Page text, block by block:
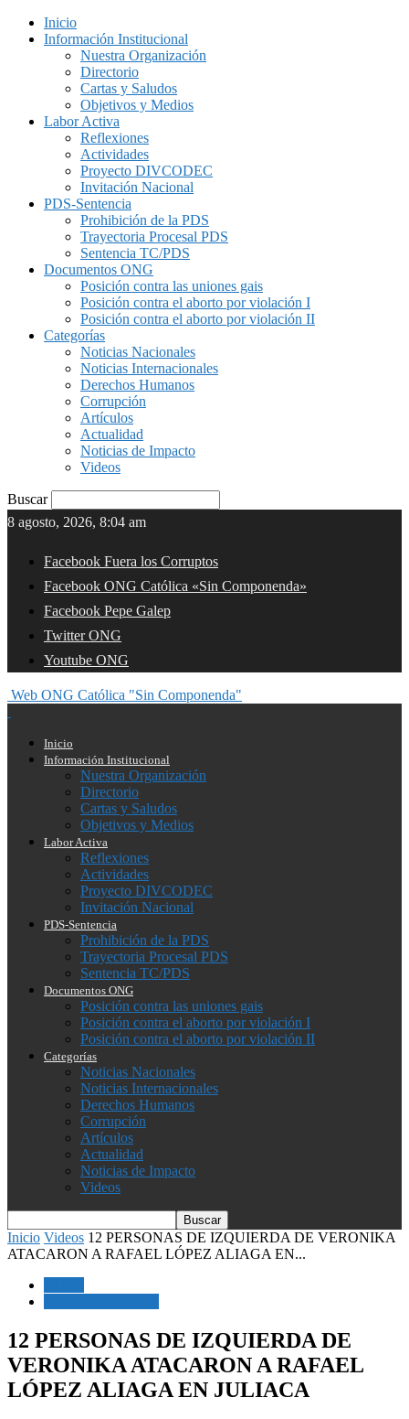
Inicio
Información Institucional
Nuestra Organización
Directorio
Cartas y Saludos
Objetivos y Medios
Labor Activa
Reflexiones
Actividades
Proyecto DIVCODEC
Invitación Nacional
PDS-Sentencia
Prohibición de la PDS
Trayectoria Procesal PDS
Sentencia TC/PDS
Documentos ONG
Posición contra las uniones gais
Posición contra el aborto por violación I
Posición contra el aborto por violación II
Categorías
Noticias Nacionales
Noticias Internacionales
Derechos Humanos
Corrupción
Artículos
Actualidad
Noticias de Impacto
Videos
Buscar
8 agosto, 2026, 8:04 am
Facebook Fuera los Corruptos
Facebook ONG Católica «Sin Componenda»
Facebook Pepe Galep
Twitter ONG
Youtube ONG
Web ONG Católica "Sin Componenda"
Inicio
Información Institucional
Nuestra Organización
Directorio
Cartas y Saludos
Objetivos y Medios
Labor Activa
Reflexiones
Actividades
Proyecto DIVCODEC
Invitación Nacional
PDS-Sentencia
Prohibición de la PDS
Trayectoria Procesal PDS
Sentencia TC/PDS
Documentos ONG
Posición contra las uniones gais
Posición contra el aborto por violación I
Posición contra el aborto por violación II
Categorías
Noticias Nacionales
Noticias Internacionales
Derechos Humanos
Corrupción
Artículos
Actualidad
Noticias de Impacto
Videos
Inicio Videos 12 PERSONAS DE IZQUIERDA DE VERONIKA
ATACARON A RAFAEL LÓPEZ ALIAGA EN...
12 PERSONAS DE IZQUIERDA DE
VERONIKA ATACARON A RAFAEL
LÓPEZ ALIAGA EN JULIACA